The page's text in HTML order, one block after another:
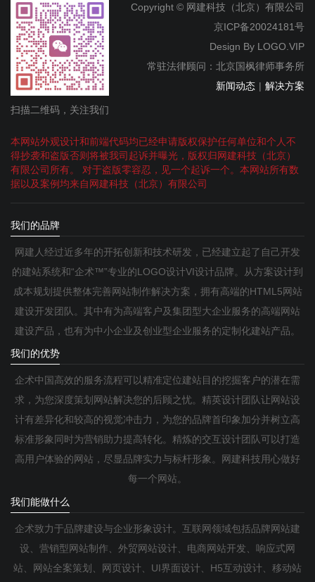
扫描二维码，关注我们
Copyright © 网建科技（北京）有限公司
京ICP备20024181号
Design By LOGO.VIP
常驻法律顾问：北京国枫律师事务所
新闻动态 | 解决方案
本网站外观设计和前端代码均已经申请版权保护任何单位和个人不
得抄袭和盗版否则将被我司起诉并曝光，版权归网建科技（北京）
有限公司所有。 对于盗版零容忍，见一个起诉一个。本网站所有数
据以及案例均来自网建科技（北京）有限公司
我们的品牌
网建人经过近多年的开拓创新和技术研发，已经建立起了自己开发
的建站系统和“企术™”专业的LOGO设计VI设计品牌。从方案设计到
成本规划提供整体完善网站制作解决方案，拥有高端的HTML5网站
建设开发团队。其中有为高端客户及集团型大企业服务的高端网站
建设产品，也有为中小企业及创业型企业服务的定制化建站产品。
我们的优势
企术中国高效的服务流程可以精准定位建站目的挖掘客户的潜在需
求，为您深度策划网站解决您的后顾之忧。精英设计团队让网站设
计有差异化和较高的视觉冲击力，为您的品牌首印象加分并树立高
标准形象同时为营销助力提高转化。精炼的交互设计团队可以打造
高用户体验的网站，尽显品牌实力与标杆形象。网建科技用心做好
每一个网站。
我们能做什么
企术致力于品牌建设与企业形象设计。互联网领域包括品牌网站建
设、营销型网站制作、外贸网站设计、电商网站开发、响应式网
站、网站全案策划、网页设计、UI界面设计、H5互动设计、移动站